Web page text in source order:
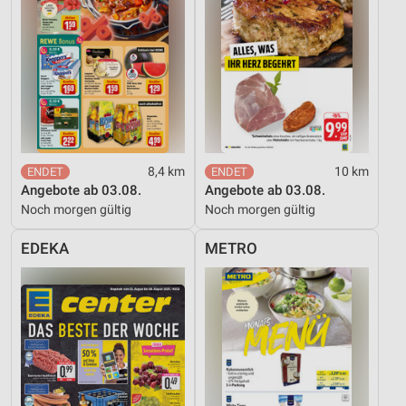
8,4 km
Angebote ab 03.08.
Noch morgen gültig
10 km
Angebote ab 03.08.
Noch morgen gültig
EDEKA METRO